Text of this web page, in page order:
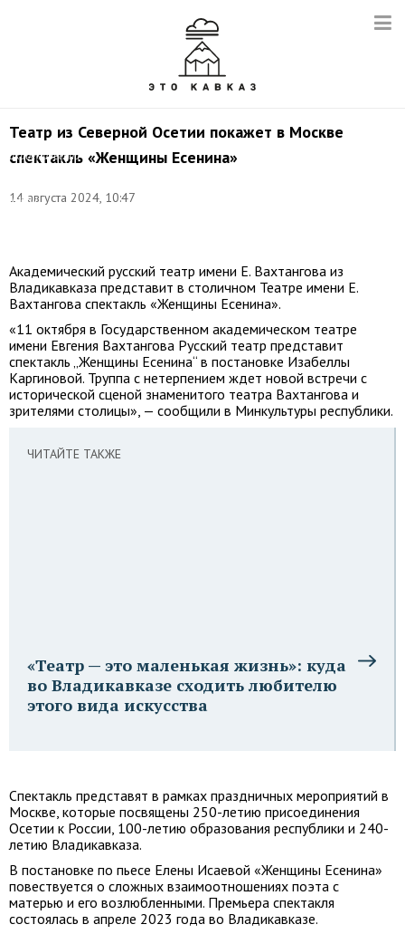
Театр из Северной Осетии покажет в Москве
спектакль «Женщины Есенина»
14 августа 2024, 10:47
Фото:
академический
имени
Академический русский театр имени Е. Вахтангова из
Владикавказа представит в столичном Театре имени Е.
Вахтангова спектакль «Женщины Есенина».
«11 октября в Государственном академическом театре
имени Евгения Вахтангова Русский театр представит
спектакль „Женщины Есенина“ в постановке Изабеллы
Каргиновой. Труппа с нетерпением ждет новой встречи с
исторической сценой знаменитого театра Вахтангова и
зрителями столицы», — сообщили в Минкультуры республики.
ЧИТАЙТЕ ТАКЖЕ
«Театр — это маленькая жизнь»: куда
во Владикавказе сходить любителю
этого вида искусства
Спектакль представят в рамках праздничных мероприятий в
Москве, которые посвящены 250-летию присоединения
Осетии к России, 100-летию образования республики и 240-
летию Владикавказа.
В постановке по пьесе Елены Исаевой «Женщины Есенина»
повествуется о сложных взаимоотношениях поэта с
матерью и его возлюбленными. Премьера спектакля
состоялась в апреле 2023 года во Владикавказе.